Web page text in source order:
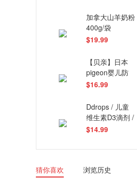
加拿大山羊奶粉
400g/袋
$19.99
【贝亲】日本
pigeon婴儿防
晒乳 UVSPF20
$16.99
Ddrops / 儿童
维生素D3滴剂 /
1.7ml
$14.99
猜你喜欢 浏览历史